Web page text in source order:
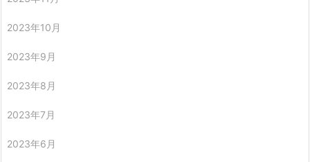
2023年10月
2023年9月
2023年8月
2023年7月
2023年6月